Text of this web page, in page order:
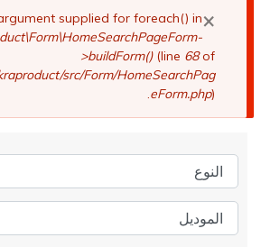
×
رسالة
الخطأ
supplied for foreach() in
>buildForm()(line 68of
src/Form/HomeSearchPag
eForm.php).
النوع
الموديل